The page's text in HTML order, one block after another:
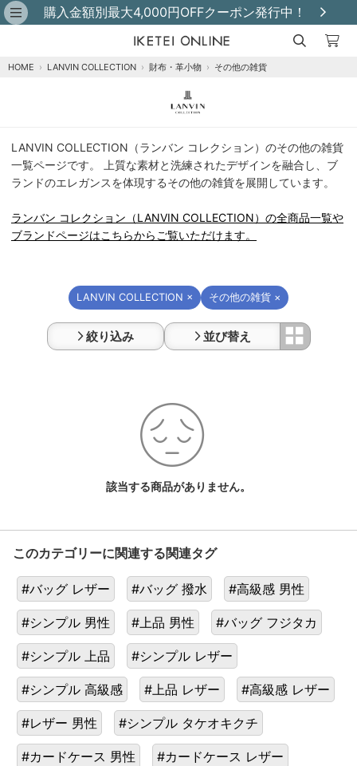
購入金額別最大4,000円OFFクーポン発行中！
HOME › LANVIN COLLECTION › 財布・革小物 › その他の雑貨
ン
バ
ン
レ
ク
ン
（LANVIN
COLLECTION）
そ
雑
貨
一
覧
LANVIN COLLECTION（ランバン コレクション）のその他の雑貨
一覧ページです。 上質な素材と洗練されたデザインを融合し、ブ
ランドのエレガンスを体現するその他の雑貨を展開しています。
ランバン コレクション（LANVIN COLLECTION）の全商品一覧や
ブランドページはこちらからご覧いただけます。
LANVIN COLLECTION × その他の雑貨 ×
絞り込み 並び替え
該当する商品がありません。
このカテゴリーに関連する関連タグ
#バッグ レザー #バッグ 撥水 #高級感 男性
#シンプル 男性 #上品 男性 #バッグ フジタカ
#シンプル 上品 #シンプル レザー
#シンプル 高級感 #上品 レザー #高級感 レザー
#レザー 男性 #シンプル タケオキクチ
#カードケース 男性 #カードケース レザー